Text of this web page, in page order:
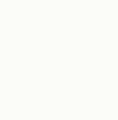
Located
environment in
from many
Avoriaz,
offers a quality
cuisine a few